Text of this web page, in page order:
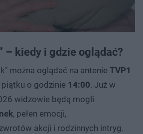
– kiedy i gdzie oglądać?
można oglądać na antenie TVP1
o godzinie 14:00. Już w
widzowie będą mogli
, pełen emocji,
akcji i rodzinnych intryg.